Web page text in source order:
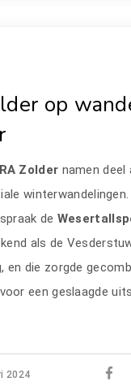
op
Zolder namen deel
de
als de
en die zorgde
een geslaagde
2024